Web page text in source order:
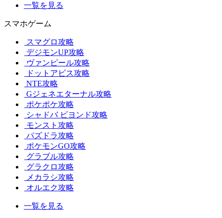
一覧を見る
スマホゲーム
スマグロ攻略
デジモンUP攻略
ヴァンピール攻略
ドットアビス攻略
NTE攻略
Gジェネエターナル攻略
ポケポケ攻略
シャドバ ビヨンド攻略
モンスト攻略
パズドラ攻略
ポケモンGO攻略
グラブル攻略
グラクロ攻略
メカラシ攻略
オルエク攻略
一覧を見る